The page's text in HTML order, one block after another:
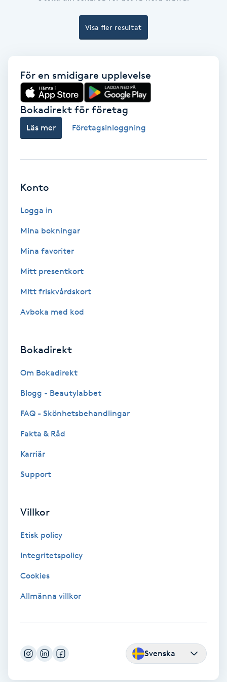
Balayage
Bambumassage
Barber
BIAB
Bottenfärg
Brynformning
Coachning
Dermapen
Extensions
Visa fler resultat
För en smidigare upplevelse
Bokadirekt för företag
Läs mer Företagsinloggning
Konto
Logga in
Mina bokningar
Mina favoriter
Mitt presentkort
Mitt friskvårdskort
Avboka med kod
Bokadirekt
Om Bokadirekt
Blogg - Beautylabbet
FAQ - Skönhetsbehandlingar
Fakta & Råd
Karriär
Support
Villkor
Etisk policy
Integritetspolicy
Cookies
Allmänna villkor
Svenska